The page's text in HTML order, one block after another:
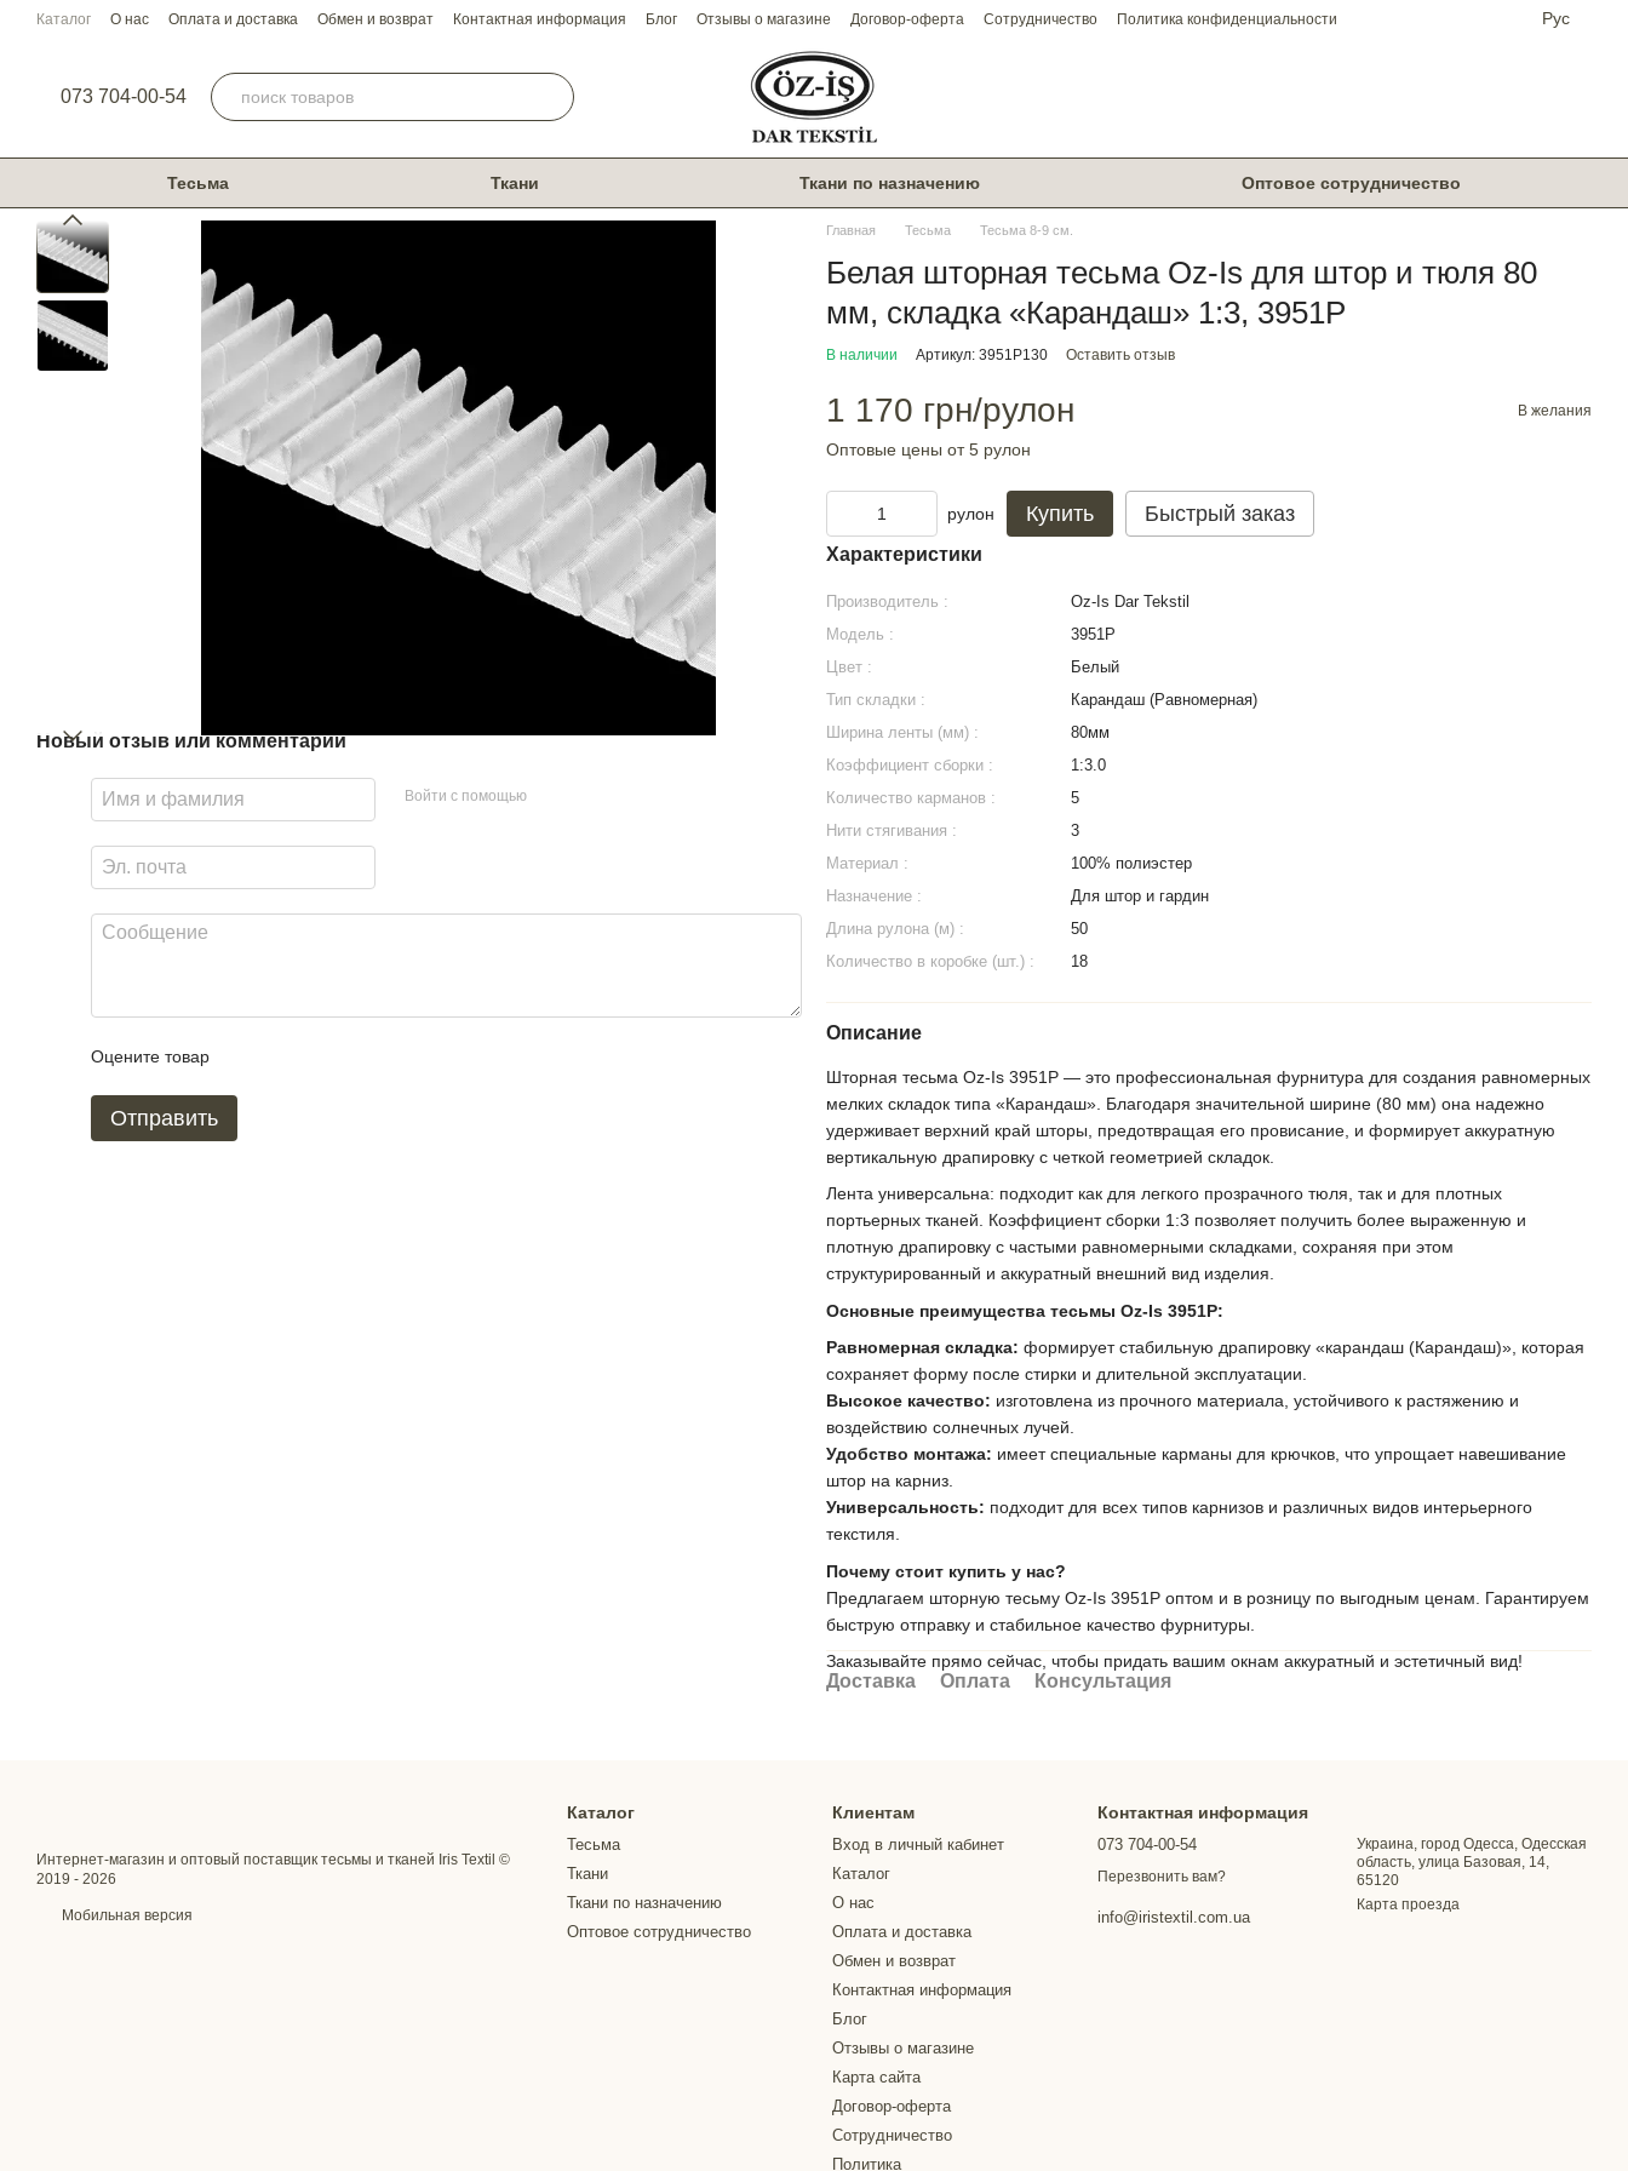
Перейти к основному контенту
Каталог О нас Оплата и доставка Обмен и возврат Контактная информация Блог Отзывы о магазине Договор-оферта Сотрудничество Политика конфиденциальности Рус
073 704-00-54
Тесьма Ткани Ткани по назначению Оптовое сотрудничество
Новый отзыв или комментарий
Войти с помощью
Оцените товар
Отправить
Главная Тесьма Тесьма 8-9 см.
Белая шторная тесьма Oz-Is для штор и тюля 80
мм, складка «Карандаш» 1:3, 3951P
В наличии Артикул: 3951Р130 Оставить отзыв
1 170 грн/рулон В желания
Оптовые цены от 5 рулон
рулон Купить Быстрый заказ
Характеристики
Производитель :
Oz-Is Dar Tekstil
Модель :
3951Р
Цвет :
Белый
Тип складки :
Карандаш (Равномерная)
Ширина ленты (мм) :
80мм
Коэффициент сборки :
1:3.0
Количество карманов :
5
Нити стягивания :
3
Материал :
100% полиэстер
Назначение :
Для штор и гардин
Длина рулона (м) :
50
Количество в коробке (шт.) :
18
Описание
Шторная тесьма Oz-Is 3951P — это профессиональная фурнитура для создания равномерных
мелких складок типа «Карандаш». Благодаря значительной ширине (80 мм) она надежно
удерживает верхний край шторы, предотвращая его провисание, и формирует аккуратную
вертикальную драпировку с четкой геометрией складок.
Лента универсальна: подходит как для легкого прозрачного тюля, так и для плотных
портьерных тканей. Коэффициент сборки 1:3 позволяет получить более выраженную и
плотную драпировку с частыми равномерными складками, сохраняя при этом
структурированный и аккуратный внешний вид изделия.
Основные преимущества тесьмы Oz-Is 3951P:
Равномерная складка: формирует стабильную драпировку «карандаш (Карандаш)», которая
сохраняет форму после стирки и длительной эксплуатации.
Высокое качество: изготовлена из прочного материала, устойчивого к растяжению и
воздействию солнечных лучей.
Удобство монтажа: имеет специальные карманы для крючков, что упрощает навешивание
штор на карниз.
Универсальность: подходит для всех типов карнизов и различных видов интерьерного
текстиля.
Почему стоит купить у нас?
Предлагаем шторную тесьму Oz-Is 3951P оптом и в розницу по выгодным ценам. Гарантируем
быструю отправку и стабильное качество фурнитуры.
Заказывайте прямо сейчас, чтобы придать вашим окнам аккуратный и эстетичный вид!
Доставка Оплата Консультация
Интернет-магазин и оптовый поставщик тесьмы и тканей Iris Textil ©
2019 - 2026
Мобильная версия
Каталог
Тесьма
Ткани
Ткани по назначению
Оптовое сотрудничество
Клиентам
Вход в личный кабинет
Каталог
О нас
Оплата и доставка
Обмен и возврат
Контактная информация
Блог
Отзывы о магазине
Карта сайта
Договор-оферта
Сотрудничество
Политика
Контактная информация
073 704-00-54
Перезвонить вам?
info@iristextil.com.ua
Украина, город Одесса, Одесская
область, улица Базовая, 14,
65120
Карта проезда